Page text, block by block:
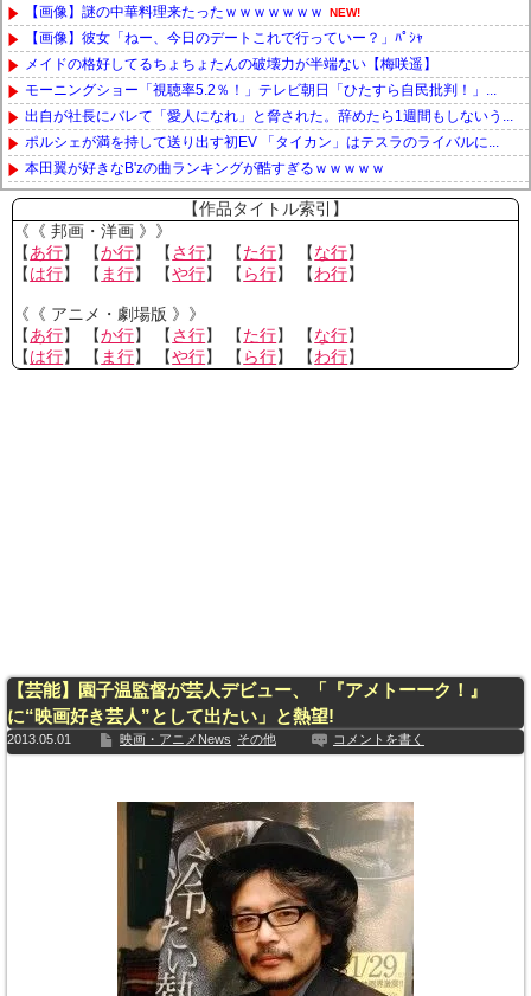
【画像】謎の中華料理来たったｗｗｗｗｗｗｗ NEW!
【画像】彼女「ねー、今日のデートこれで行っていー？」ﾊﾟｼｬ
メイドの格好してるちょちょたんの破壊力が半端ない【梅咲遥】
モーニングショー「視聴率5.2％！」テレビ朝日「ひたすら自民批判！」...
出自が社長にバレて「愛人になれ」と脅された。辞めたら1週間もしないう...
ポルシェが満を持して送り出す初EV 「タイカン」はテスラのライバルに...
本田翼が好きなB'zの曲ランキングが酷すぎるｗｗｗｗｗ
Powered by livedoor 相互RSS
【作品タイトル索引】
《《 邦画・洋画 》》
【あ行】 【か行】 【さ行】 【た行】 【な行】
【は行】 【 ま行】 【や行】 【 ら行】 【わ行】
《《 アニメ・劇場版 》》
【あ行】 【か行】 【さ行】 【た行】 【な行】
【は行】 【 ま行】 【や行】 【 ら行】 【わ行】
【芸能】園子温監督が芸人デビュー、「『アメトーーク！』
に“映画好き芸人”として出たい」と熱望!
2013.05.01 映画・アニメNews その他 コメントを書く